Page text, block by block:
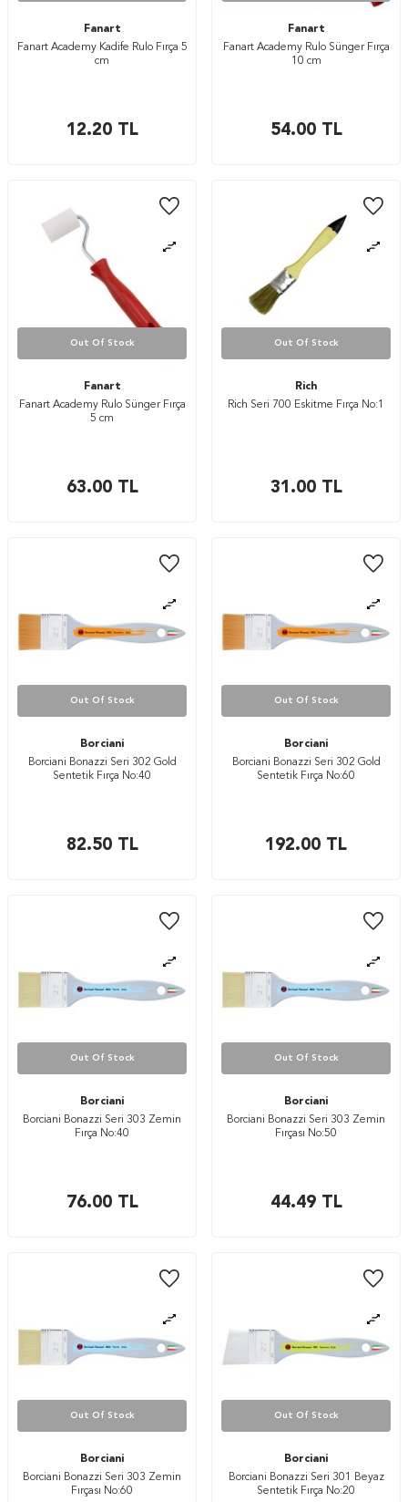
Fanart
Fanart Academy Kadife Rulo Fırça 5
cm
12.20TL
Fanart
Fanart Academy Rulo Sünger Fırça
10 cm
54.00TL
Out Of Stock
Fanart
Fanart Academy Rulo Sünger Fırça
5 cm
63.00TL
Out Of Stock
Rich
Rich Seri 700 Eskitme Fırça No:1
31.00TL
Out Of Stock
Borciani
Borciani Bonazzi Seri 302 Gold
Sentetik Fırça No:40
82.50TL
Out Of Stock
Borciani
Borciani Bonazzi Seri 302 Gold
Sentetik Fırça No:60
192.00 TL
Out Of Stock
Borciani
Borciani Bonazzi Seri 303 Zemin
Fırça No:40
76.00TL
Out Of Stock
Borciani
Borciani Bonazzi Seri 303 Zemin
Fırçası No:50
44.49TL
Out Of Stock
Borciani
Borciani Bonazzi Seri 303 Zemin
Fırçası No:60
Out Of Stock
Borciani
Borciani Bonazzi Seri 301 Beyaz
Sentetik Fırça No:20